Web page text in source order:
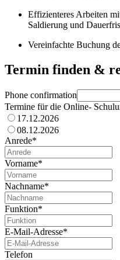
Effizienteres Arbeiten
Saldierung und
Vereinfachte Buchung
Termin finden &
Phone confirmation
Termine für die Online-
17.12.2026
08.12.2026
Anrede*
Vorname*
Nachname*
Funktion*
E-Mail-Adresse*
Telefon